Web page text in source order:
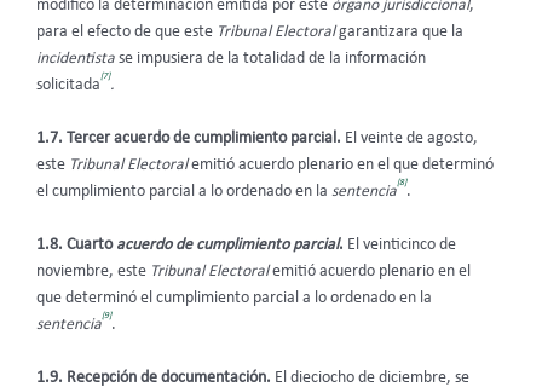
modificó la determinación emitida por este órgano jurisdiccional,
para el efecto de que este Tribunal Electoralgarantizara que la
incidentista se impusiera de la totalidad de la información
solicitada
[7]
.
1.7. Tercer acuerdo de cumplimiento parcial. El veinte de agosto,
este Tribunal Electoralemitió acuerdo plenario en el que determinó
el cumplimiento parcial a lo ordenado en la sentencia
[8]
.
1.8. Cuarto acuerdo de cumplimiento parcial. El veinticinco de
noviembre, este Tribunal Electoralemitió acuerdo plenario en el
que determinó el cumplimiento parcial a lo ordenado en la
sentencia
[9]
.
1.9. Recepción de documentación. El dieciocho de diciembre, se